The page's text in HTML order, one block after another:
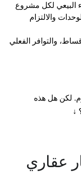
البيعي لكل مشروع
والالتزام
والتوافر الفعلي
لكن هل هذه
↓
عقاري